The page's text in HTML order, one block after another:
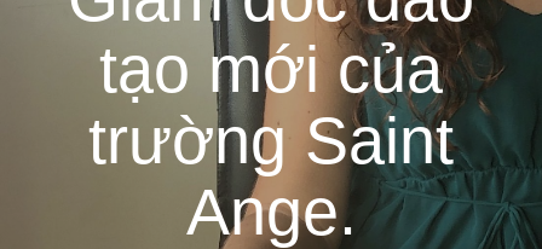
tạo mới của
trường Saint
Ange.